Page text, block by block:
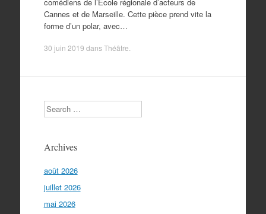
Cannes et de Marseille. Cette pièce prend vite la
forme d’un polar, avec…
30 juin 2019 dansThéâtre
Search
Archives
août 2026
juillet 2026
mai 2026